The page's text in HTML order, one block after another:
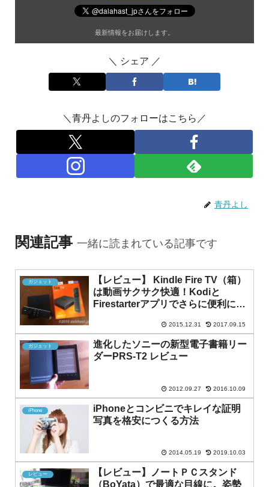
最新情報をお届けします。
＼ シェア ／
＼青丹よしのフォローはこちら／
青丹よし
関連記事 一緒に読まれている記事です
ガジェット
【レビュー】 Kindle Fire TV（箱）
は動画サクサク快適！Kodiと
Firestarterアプリでさらに便利にな
2015.12.31 2017.09.15
ガジェット
進化したソニーの新型電子書籍リー
ダーPRS-T2 レビュー
2012.09.27 2016.10.09
iPhone
iPhoneとコンビニでキレイな証明
写真を格安につくる方法
2014.05.19 2019.10.03
レビュー
【レビュー】ノートＰＣスタンド
（BoYata）で最適な目線に。姿勢